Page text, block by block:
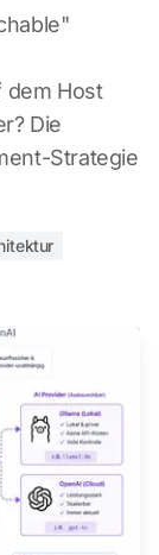
dem Host
Die
Strategie